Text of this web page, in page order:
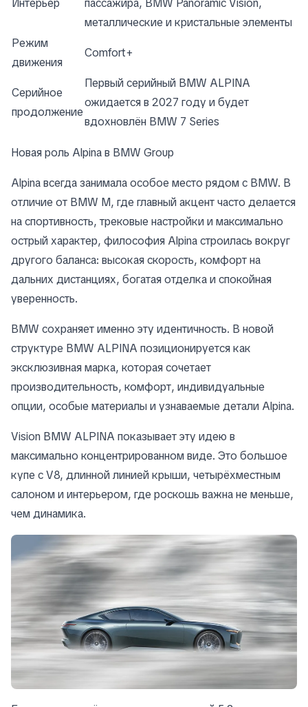
Интерьер
пассажира, BMW Panoramic Vision,
металлические и кристальные элементы
Режим
движения
Comfort+
Серийное
продолжение
Первый серийный BMW ALPINA
ожидается в 2027 году и будет
вдохновлён BMW 7 Series
Новая роль Alpina в BMW Group
Alpina всегда занимала особое место рядом с BMW. В
отличие от BMW M, где главный акцент часто делается
на спортивность, трековые настройки и максимально
острый характер, философия Alpina строилась вокруг
другого баланса: высокая скорость, комфорт на
дальних дистанциях, богатая отделка и спокойная
уверенность.
BMW сохраняет именно эту идентичность. В новой
структуре BMW ALPINA позиционируется как
эксклюзивная марка, которая сочетает
производительность, комфорт, индивидуальные
опции, особые материалы и узнаваемые детали Alpina.
Vision BMW ALPINA показывает эту идею в
максимально концентрированном виде. Это большое
купе с V8, длинной линией крыши, четырёхместным
салоном и интерьером, где роскошь важна не меньше,
чем динамика.